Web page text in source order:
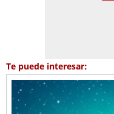
Te puede interesar: